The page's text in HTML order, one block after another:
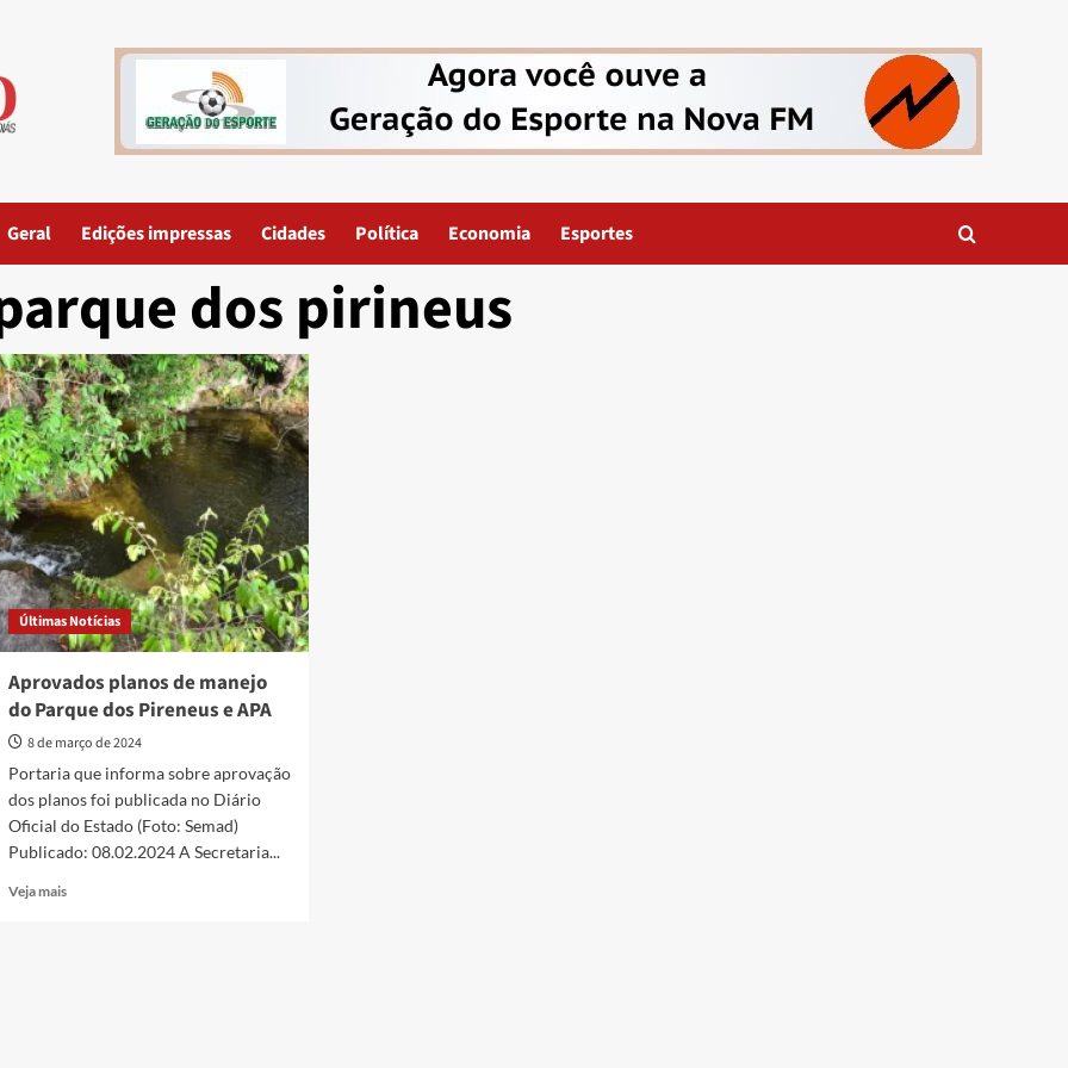
Geral Edições impressas Cidades Política Economia Esportes
dos pirineus
Últimas Notícias
Aprovados planos de manejo
do Parque dos Pireneus e APA
8 de março de 2024
Portaria que informa sobre aprovação
dos planos foi publicada no Diário
Oficial do Estado (Foto: Semad)
Publicado: 08.02.2024 A Secretaria...
Veja maisRead